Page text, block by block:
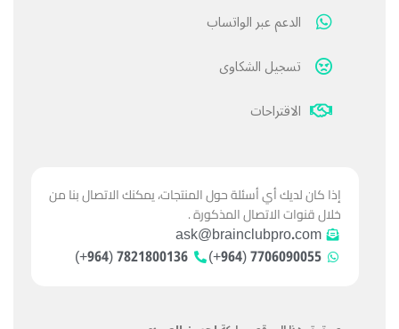
الدعم عبر الواتساب
تسجيل الشكاوى
الاقتراحات
إذا كان لديك أي أسئلة حول المنتجات، يمكنك الاتصال بنا من
خلال قنوات الاتصال المذكورة .
ask@brainclubpro.com
7706090055 (964+)
7821800136 (964+)